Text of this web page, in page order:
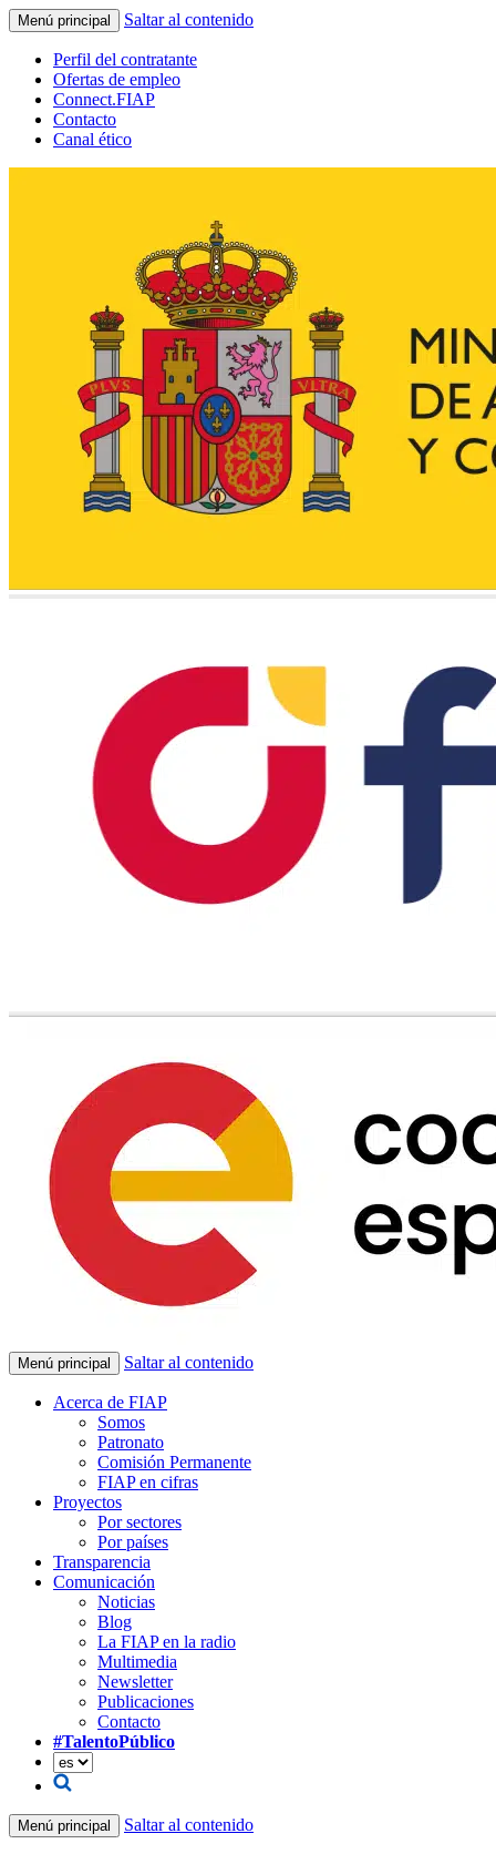
Menú principal Saltar al contenido
Perfil del contratante
Ofertas de empleo
Connect.FIAP
Contacto
Canal ético
Menú principal Saltar al contenido
Acerca de FIAP
Somos
Patronato
Comisión Permanente
FIAP en cifras
Proyectos
Por sectores
Por países
Transparencia
Comunicación
Noticias
Blog
La FIAP en la radio
Multimedia
Newsletter
Publicaciones
Contacto
#TalentoPúblico
Menú principal Saltar al contenido